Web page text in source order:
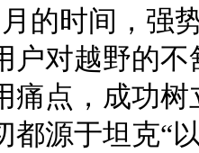
的时间，强
户对越野的
痛点，成功
都源于坦克“